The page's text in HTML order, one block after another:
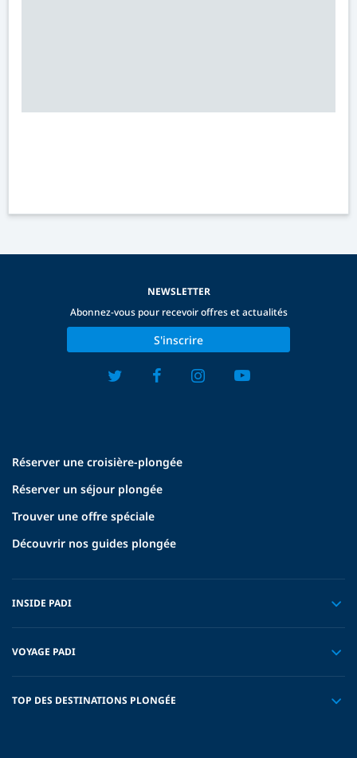
Réserver une croisière-plongée
Réserver un séjour plongée
Trouver une offre spéciale
Découvrir nos guides plongée
INSIDE PADI
VOYAGE PADI
TOP DES DESTINATIONS PLONGÉE
NEWSLETTER
Abonnez-vous pour recevoir offres et actualités
S'inscrire